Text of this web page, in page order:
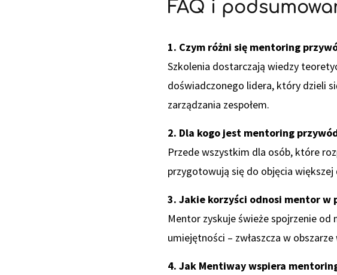
FAQ i
1. Czym różni się mentoring
Szkolenia dostarczają wiedzy
doświadczonego lidera, który dzieli
zarządzania zespołem.
2. Dla kogo jest mentoring
Przede wszystkim dla osób, które
przygotowują się do objęcia
3. Jakie korzyści odnosi mentor w
Mentor zyskuje świeże spojrzenie od
umiejętności – zwłaszcza w
4. Jak Mentiway wspiera